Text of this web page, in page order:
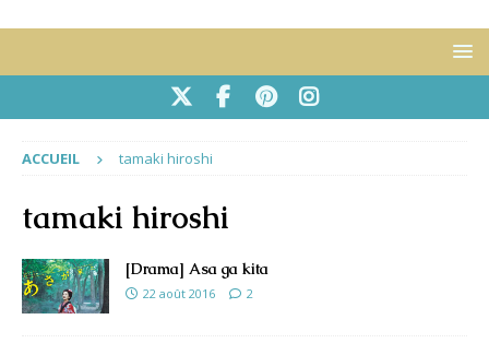
ACCUEIL tamaki hiroshi
tamaki hiroshi
[Drama] Asa ga kita
22 août 2016 2